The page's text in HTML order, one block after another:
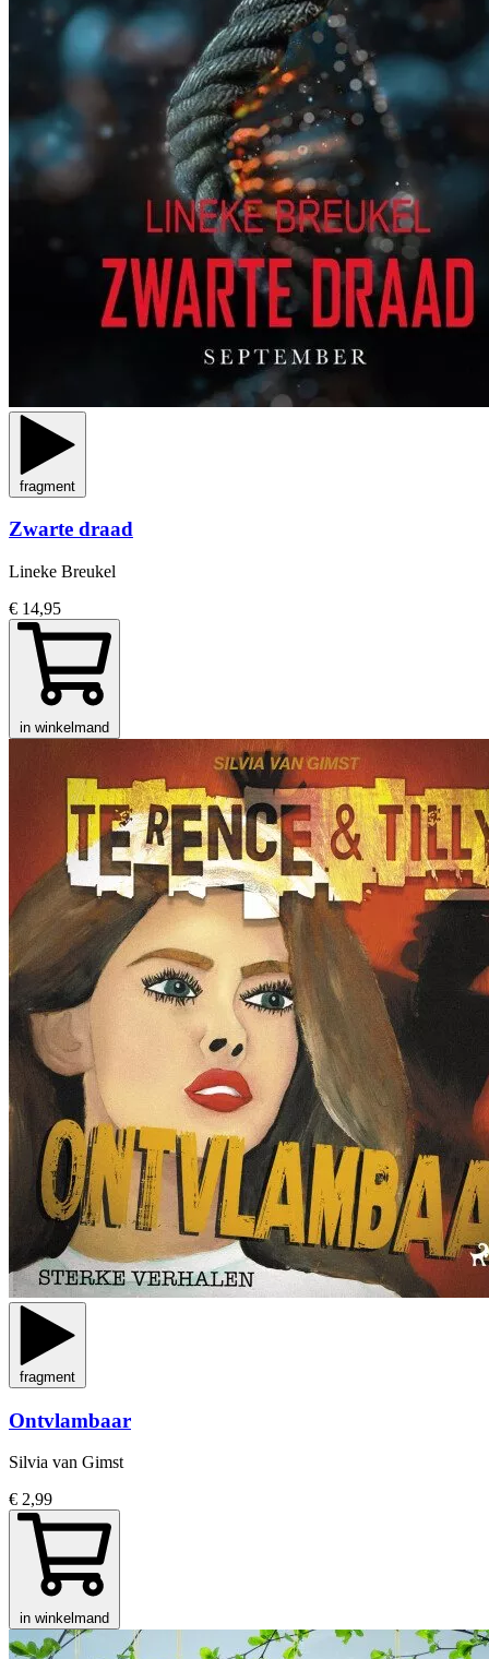
fragment
Zwarte draad
Lineke Breukel
€ 14,95
in winkelmand
fragment
Ontvlambaar
Silvia van Gimst
€ 2,99
in winkelmand